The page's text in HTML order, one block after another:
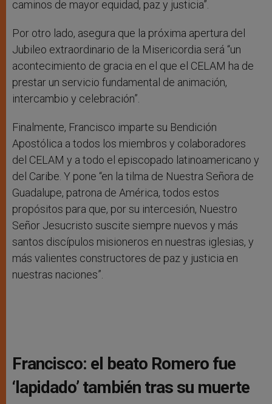
caminos de mayor equidad, paz y justicia”.
Por otro lado, asegura que la próxima apertura del
Jubileo extraordinario de la Misericordia será “un
acontecimiento de gracia en el que el CELAM ha de
prestar un servicio fundamental de animación,
intercambio y celebración”.
Finalmente, Francisco imparte su Bendición
Apostólica a todos los miembros y colaboradores
del CELAM y a todo el episcopado latinoamericano y
del Caribe. Y pone “en la tilma de Nuestra Señora de
Guadalupe, patrona de América, todos estos
propósitos para que, por su intercesión, Nuestro
Señor Jesucristo suscite siempre nuevos y más
santos discípulos misioneros en nuestras iglesias, y
más valientes constructores de paz y justicia en
nuestras naciones”.
Francisco: el beato Romero fue
‘lapidado’ también tras su muerte